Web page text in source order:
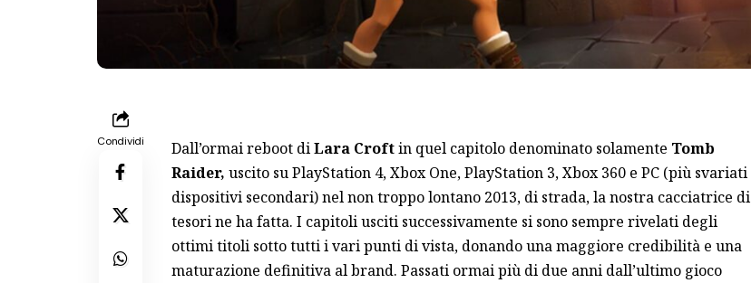
Condividi Dall’ormai reboot diLara Croftin quel capitolo denominato solamente Tomb
Raider, uscito su PlayStation 4, Xbox One, PlayStation 3, Xbox 360 e PC (più svariati
dispositivi secondari) nel non troppo lontano 2013, di strada, la nostra cacciatrice di
tesori ne ha fatta. I capitoli usciti successivamente si sono sempre rivelati degli
ottimi titoli sotto tutti i vari punti di vista, donando una maggiore credibilità e una
maturazione definitiva al brand. Passati ormai più di due anni dall’ultimo gioco